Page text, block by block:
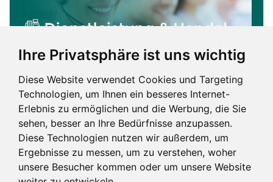
Ihre Privatsphäre ist uns wichtig
Diese Website verwendet Cookies und Targeting
Technologien, um Ihnen ein besseres Internet-
Erlebnis zu ermöglichen und die Werbung, die Sie
sehen, besser an Ihre Bedürfnisse anzupassen.
Diese Technologien nutzen wir außerdem, um
Ergebnisse zu messen, um zu verstehen, woher
unsere Besucher kommen oder um unsere Website